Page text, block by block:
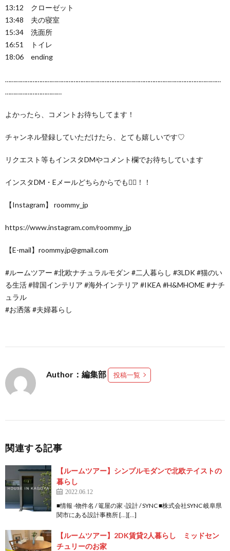
13:12 クローゼット
13:48 夫の寝室
15:34 洗面所
16:51 トイレ
18:06 ending
………………………………………………………………………………………………………………
……………………………
よかったら、コメントお待ちしてます！
チャンネル登録していただけたら、とても嬉しいです♡
リクエスト等もインスタDMやコメント欄でお待ちしています
インスタDM・Eメールどちらからでも🙆‍♀️！！
【Instagram】 roommy_jp
https://www.instagram.com/roommy_jp
【E-mail】roommy.jp@gmail.com
#ルームツアー #北欧ナチュラルモダン #二人暮らし #3LDK #猫のい
る生活 #韓国インテリア #海外インテリア #IKEA #H&MHOME #ナチ
ュラル
#お洒落 #夫婦暮らし
Author：編集部 投稿一覧
関連する記事
【ルームツアー】シンプルモダンで北欧テイストの
暮らし
2022.06.12
■情報 -物件名 / 篭屋の家 -設計 / SYNC ■株式会社SYNC 岐阜県
関市にある設計事務所 […][…]
【ルームツアー】2DK賃貸2人暮らし ミッドセン
チュリーのお家